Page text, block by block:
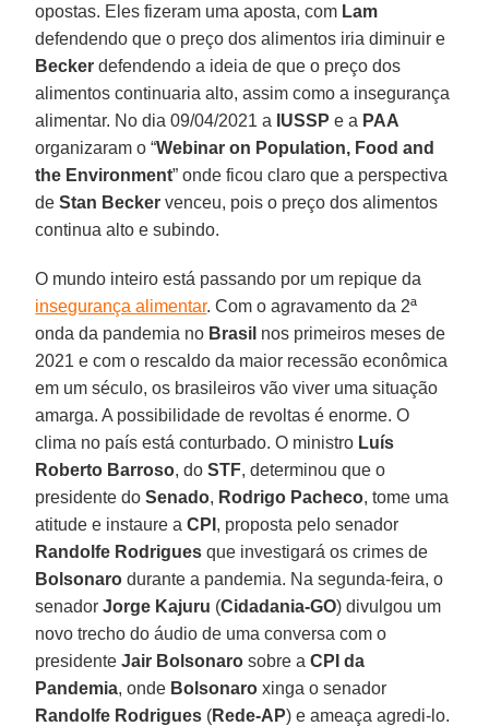
opostas. Eles fizeram uma aposta, com Lam
defendendo que o preço dos alimentos iria diminuir e
Becker defendendo a ideia de que o preço dos
alimentos continuaria alto, assim como a insegurança
alimentar. No dia 09/04/2021 a IUSSP e a PAA
organizaram o “Webinar on Population, Food and
the Environment” onde ficou claro que a perspectiva
deStan Becker venceu, pois o preço dos alimentos
continua alto e subindo.
O mundo inteiro está passando por um repique da
insegurança alimentar. Com o agravamento da 2ª
onda da pandemia no Brasil nos primeiros meses de
2021 e com o rescaldo da maior recessão econômica
em um século, os brasileiros vão viver uma situação
amarga. A possibilidade de revoltas é enorme. O
clima no país está conturbado. O ministro Luís
Roberto Barroso, doSTF, determinou que o
presidente do Senado, Rodrigo Pacheco, tome uma
atitude e instaure aCPI , proposta pelo senador
Randolfe Rodrigues que investigará os crimes de
Bolsonaro durante a pandemia. Na segunda-feira, o
senadorJorge Kajuru (Cidadania-GO) divulgou um
novo trecho do áudio de uma conversa com o
presidente Jair Bolsonaro sobre aCPI da
Pandemia, onde Bolsonaro xinga o senador
Randolfe Rodrigues (Rede-AP) e ameaça agredi-lo.